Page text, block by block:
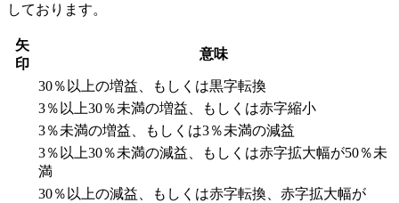
しております。
矢
印
意味
30％以上の増益、もしくは黒字転換
3％以上30％未満の増益、もしくは赤字縮小
3％未満の増益、もしくは3％未満の減益
3％以上30％未満の減益、もしくは赤字拡大幅が50％未
満
30％以上の減益、もしくは赤字転換、赤字拡大幅が